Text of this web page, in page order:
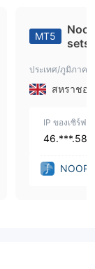
MT5
sets
ประเทศ/ภูมิภาค
IP ของเซิร์ฟเ
46.***.58
NOOR